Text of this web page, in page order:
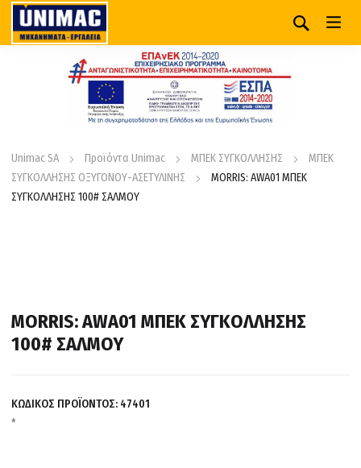
Unimac SA Προϊόντα Unimac ΜΠΕΚ ΣΥΓΚΟΛΛΗΣΗΣ
ΜΠΕΚ
ΣΥΓΚΟΛΛΗΣΗΣ ΟΞΥΓΟΝΟΥ-ΑΣΕΤΥΛΙΝΗΣ
MORRIS: AWA01 ΜΠΕΚ
ΣΥΓΚΟΛΛΗΣΗΣ 100# ΣΑΛΜΟΥ
MORRIS: AWA01 ΜΠΕΚ ΣΥΓΚΟΛΛΗΣΗΣ
100# ΣΑΛΜΟΥ
ΚΩΔΙΚΟΣ ΠΡΟΪΟΝΤΟΣ: 47401
*